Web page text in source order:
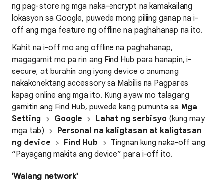
ng pag-store ng mga naka-encrypt na kamakailang
lokasyon sa Google, puwede mong piliing ganap na i-
off ang mga feature ng offline na paghahanap na ito.
Kahit na i-off mo ang offline na paghahanap,
magagamit mo pa rin ang Find Hub para hanapin, i-
secure, at burahin ang iyong device o anumang
nakakonektang accessory sa Mabilis na Pagpares
kapag online ang mga ito. Kung ayaw mo talagang
gamitin ang Find Hub, puwede kang pumunta sa Mga
Setting
Google Lahat ng serbisyo (kung may
mga tab)
Personal na kaligtasan at kaligtasan
ng device
Find Hub
Tingnan kung naka-off ang
“Payagang makita ang device” para i-off ito.
'Walang network'